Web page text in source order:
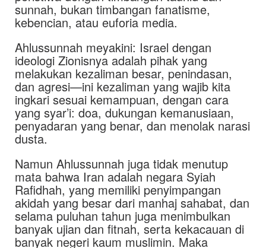
sunnah, bukan timbangan fanatisme,
kebencian, atau euforia media.
Ahlussunnah meyakini: Israel dengan
ideologi Zionisnya adalah pihak yang
melakukan kezaliman besar, penindasan,
dan agresi—ini kezaliman yang wajib kita
ingkari sesuai kemampuan, dengan cara
yang syar’i: doa, dukungan kemanusiaan,
penyadaran yang benar, dan menolak narasi
dusta.
Namun Ahlussunnah juga tidak menutup
mata bahwa Iran adalah negara Syiah
Rafidhah, yang memiliki penyimpangan
akidah yang besar dari manhaj sahabat, dan
selama puluhan tahun juga menimbulkan
banyak ujian dan fitnah, serta kekacauan di
banyak negeri kaum muslimin. Maka